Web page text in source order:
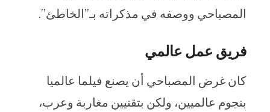
المصباحي ووصفه في مذكراته بـ”الخاطئ”.
فريق عمل عالمي
كان غرض المصباحي أن يصنع فيلما عالميا
بنجوم عالميين، ولكن بتقنيين مغاربة وعرب،